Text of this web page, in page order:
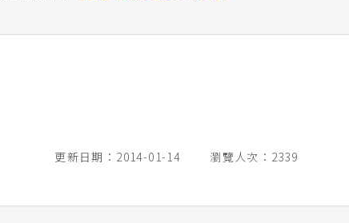
更新日期：2014-01-14 瀏覽人次：2339